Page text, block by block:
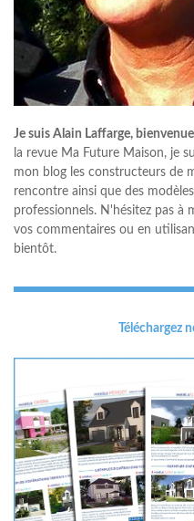
Je suis Alain Laffarge,
la revue Ma Future Maison, je
mon blog les constructeurs de
rencontre ainsi que des
professionnels. N'hésitez pas à
vos commentaires ou en
bientôt.
Téléchargez